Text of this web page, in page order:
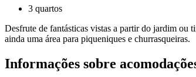
3 quartos
Desfrute de fantásticas vistas a partir do jardim ou
ainda uma área para piqueniques e churrasqueiras.
Informações sobre